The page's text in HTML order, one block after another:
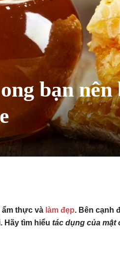
bạn nên
ẩm thực và làm đẹp. Bên cạnh
Hãy tìm hiểu tác dụng của mật